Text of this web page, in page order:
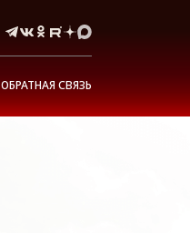
ОБРАТНАЯ СВЯЗЬ